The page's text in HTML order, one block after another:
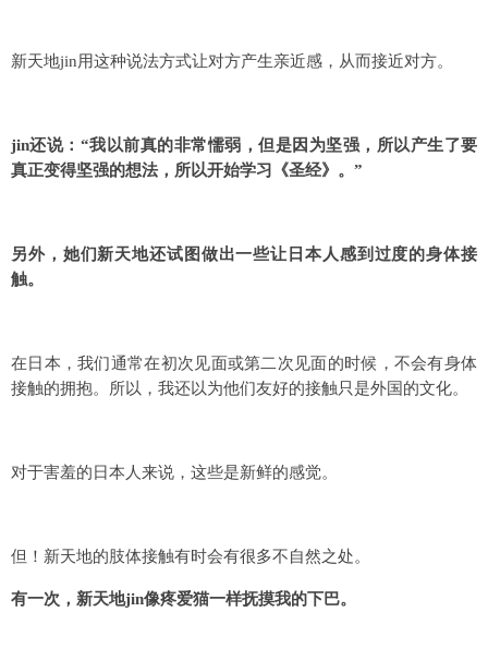
新天地jin用这种说法方式让对方产生亲近感，从而接近对方。
jin还说：“我以前真的非常懦弱，但是因为坚强，所以产生了要
真正变得坚强的想法，所以开始学习《圣经》。”
另外，她们新天地还试图做出一些让日本人感到过度的身体接
触。
在日本，我们通常在初次见面或第二次见面的时候，不会有身体
接触的拥抱。所以，我还以为他们友好的接触只是外国的文化。
对于害羞的日本人来说，这些是新鲜的感觉。
但！新天地的肢体接触有时会有很多不自然之处。
有一次，新天地jin像疼爱猫一样抚摸我的下巴。